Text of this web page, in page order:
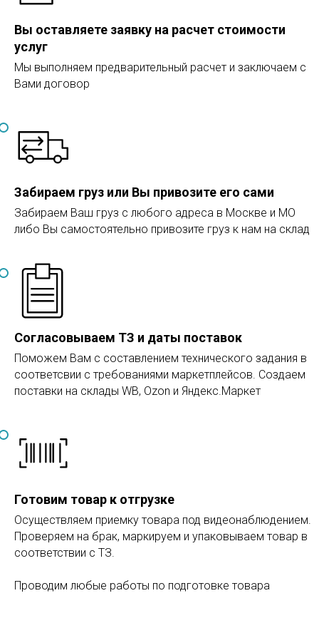
Вы оставляете заявку на расчет стоимости
услуг
Мы выполняем предварительный расчет и заключаем с
Вами договор
Забираем груз или Вы привозите его сами
Забираем Ваш груз с любого адреса в Москве и МО
либо Вы самостоятельно привозите груз к нам на склад
Согласовываем ТЗ и даты поставок
Поможем Вам с составлением технического задания в
соответсвии с требованиями маркетплейсов. Создаем
поставки на склады WB, Ozon и Яндекс.Маркет
Готовим товар к отгрузке
Осуществляем приемку товара под видеонаблюдением.
Проверяем на брак, маркируем и упаковываем товар в
соответствии с ТЗ.
Проводим любые работы по подготовке товара